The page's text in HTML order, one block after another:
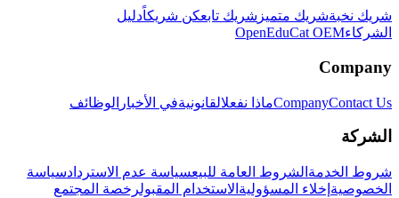
شريك نخبةشريك متميز شريك تابعكن شريكاًدليل
الشركاءOpenEduCat OEM
Company
CompanyContact Us ماذا نفعلالقانونيةفي الأخبار الوظائف
الشركة
شروط الخدمة الشروط العامة للبيعسياسة عدم الاستردادسياسة
الخصوصية إخلاء المسؤولية الاستخدام المقبولرخصة المجتمع